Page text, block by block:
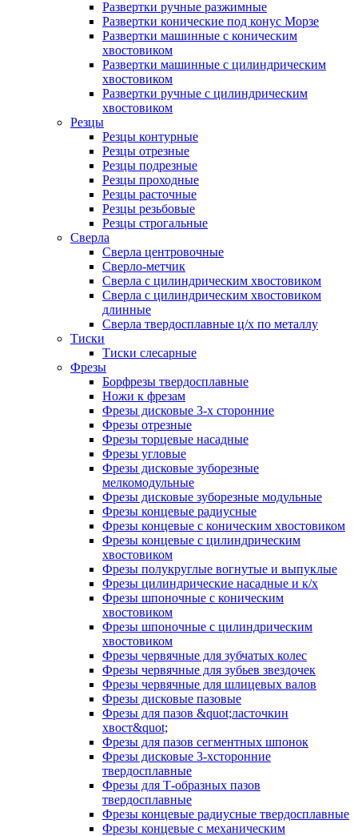
Развертки ручные разжимные
Развертки конические под конус Морзе
Развертки машинные с коническим
хвостовиком
Развертки машинные с цилиндрическим
хвостовиком
Развертки ручные с цилиндрическим
хвостовиком
Резцы
Резцы контурные
Резцы отрезные
Резцы подрезные
Резцы проходные
Резцы расточные
Резцы резьбовые
Резцы строгальные
Сверла
Сверла центровочные
Сверло-метчик
Сверла с цилиндрическим хвостовиком
Сверла с цилиндрическим хвостовиком
длинные
Сверла твердосплавные ц/х по металлу
Тиски
Тиски слесарные
Фрезы
Борфрезы твердосплавные
Ножи к фрезам
Фрезы дисковые 3-х сторонние
Фрезы отрезные
Фрезы торцевые насадные
Фрезы угловые
Фрезы дисковые зуборезные
мелкомодульные
Фрезы дисковые зуборезные модульные
Фрезы концевые радиусные
Фрезы концевые с коническим хвостовиком
Фрезы концевые с цилиндрическим
хвостовиком
Фрезы полукруглые вогнутые и выпуклые
Фрезы цилиндрические насадные и к/х
Фрезы шпоночные с коническим
хвостовиком
Фрезы шпоночные с цилиндрическим
хвостовиком
Фрезы червячные для зубчатых колес
Фрезы червячные для зубьев звездочек
Фрезы червячные для шлицевых валов
Фрезы дисковые пазовые
Фрезы для пазов &quot;ласточкин
хвост&quot;
Фрезы для пазов сегментных шпонок
Фрезы дисковые 3-хсторонние
твердосплавные
Фрезы для Т-образных пазов
твердосплавные
Фрезы концевые радиусные твердосплавные
Фрезы концевые с механическим